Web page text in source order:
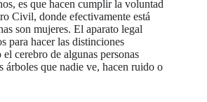
es que hacen cumplir la voluntad
Civil, donde efectivamente está
son mujeres. El aparato legal
para hacer las distinciones
cerebro de algunas personas
árboles que nadie ve, hacen ruido o